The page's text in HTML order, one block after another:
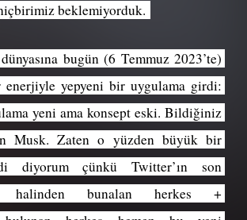
hiçbirimiz beklemiyorduk.
bugün (6 Temmuz 2023’te)
yepyeni bir uygulama girdi:
Musk. Zaten o yüzden büyük bir
diyorum çünkü Twitter’ın son